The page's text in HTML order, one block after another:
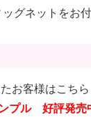
グネットをお付
お客様はこちら
プル 好評発売